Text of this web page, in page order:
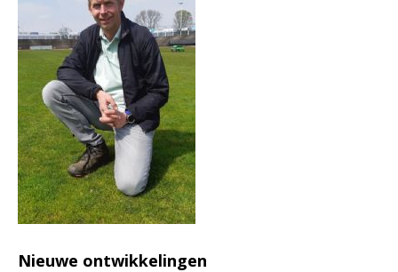
Nieuwe ontwikkelingen